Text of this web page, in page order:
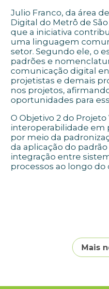
Julio Franco, da área
Digital do Metrô de
que a iniciativa
uma linguagem
setor. Segundo ele, o
padrões e
comunicação digital
projetistas e demais
nos projetos,
oportunidades para
O Objetivo 2 do
interoperabilidade em
por meio da
da aplicação do
integração entre
processos ao longo do
Mais